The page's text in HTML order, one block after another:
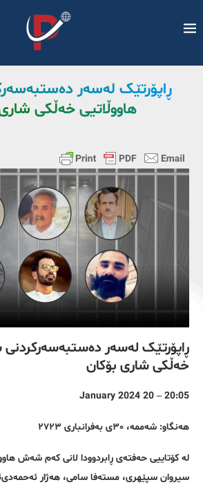
ڕاپۆرتێک لەسەر
هاووڵاتیی خەڵکی
ڕاپۆرتێک لەسەر
خەڵکی شاری بۆکان
20:05 – 20 January 2024
هەنگاو: شەممە، ٣٠ی بەفرانباری ٢٧٢٣
لە کۆتاییی حەفتەی ڕابردوودا لانی کەم شەش
سیروان سپێهری، مستەفا سامی، هەژار